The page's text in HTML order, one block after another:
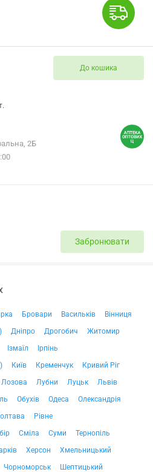
До кошика
2Б
Забронювати
Бровари Васильків
Вінниця
Дніпро Дрогобич
Житомир
Ізмаїл
Ірпінь
Київ Кременчук
Кривий Ріг
Лозова Лубни Луцьк
Львів
Обухів Одеса
Олександрія
Рівне
Сміла Суми
Тернопіль
Херсон
Хмельницький
Чорноморськ Шептицький